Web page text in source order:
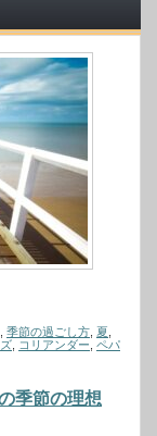
季節の過ごし方 夏
コリアンダー ペパ
季節の理想